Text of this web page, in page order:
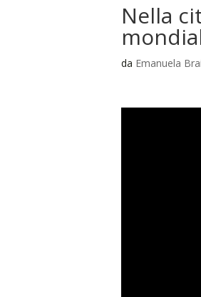
Nella
da Emanuela